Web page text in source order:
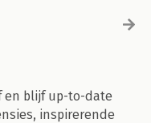
en blijf up-to-date
inspirerende